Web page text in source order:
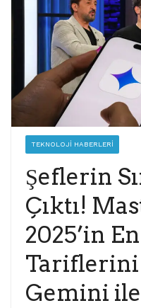
TEKNOLOJI HABERLERI
Şeflerin
Çıktı!
2025’in
Tariflerini
Gemini